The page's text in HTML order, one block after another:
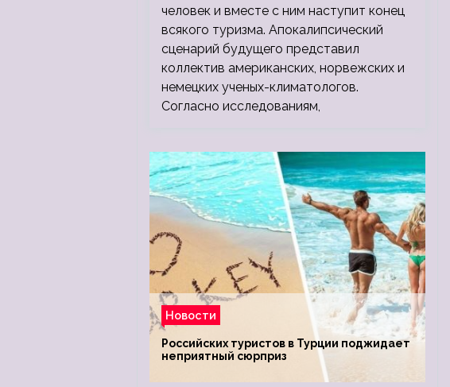
человек и вместе с ним наступит конец
всякого туризма. Апокалипсический
сценарий будущего представил
коллектив американских, норвежских и
немецких ученых-климатологов.
Согласно исследованиям,
Новости
Российских туристов в Турции поджидает
неприятный сюрприз